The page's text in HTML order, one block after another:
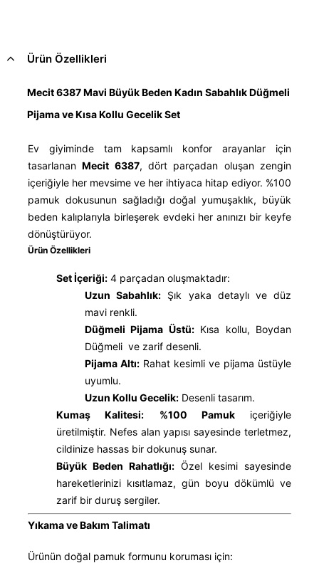
Ürün Özellikleri
Mecit 6387 Mavi Büyük Beden Kadın Sabahlık Düğmeli
Pijama ve Kısa Kollu Gecelik Set
Ev giyiminde tam kapsamlı konfor arayanlar için
tasarlananMecit 6387, dört parçadan oluşan zengin
içeriğiyle her mevsime ve her ihtiyaca hitap ediyor. %100
pamuk dokusunun sağladığı doğal yumuşaklık, büyük
beden kalıplarıyla birleşerek evdeki her anınızı bir keyfe
dönüştürüyor.
Ürün Özellikleri
Set İçeriği: 4 parçadan oluşmaktadır:
Uzun Sabahlık: Şık yaka detaylı ve düz
mavi renkli.
Düğmeli Pijama Üstü:Kısa kollu, Boydan
Düğmeli ve zarif desenli.
Pijama Altı: Rahat kesimli ve pijama üstüyle
uyumlu.
Uzun Kollu Gecelik: Desenli tasarım.
Kumaş Kalitesi:
%100 Pamukiçeriğiyle
üretilmiştir. Nefes alan yapısı sayesinde terletmez,
cildinize hassas bir dokunuş sunar.
Büyük Beden Rahatlığı: Özel kesimi sayesinde
hareketlerinizi kısıtlamaz, gün boyu dökümlü ve
zarif bir duruş sergiler.
Yıkama ve Bakım Talimatı
Ürünün doğal pamuk formunu koruması için: